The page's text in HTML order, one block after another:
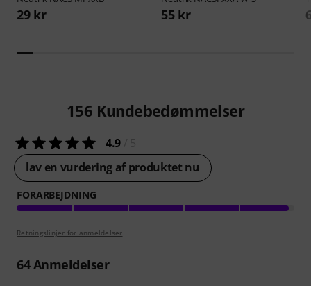
29 kr 55 kr
156 Kundebedømmelser
4.9
lav en vurdering af produktet nu
FORARBEJDNING
Retningslinjer for anmeldelser
64Anmeldelser